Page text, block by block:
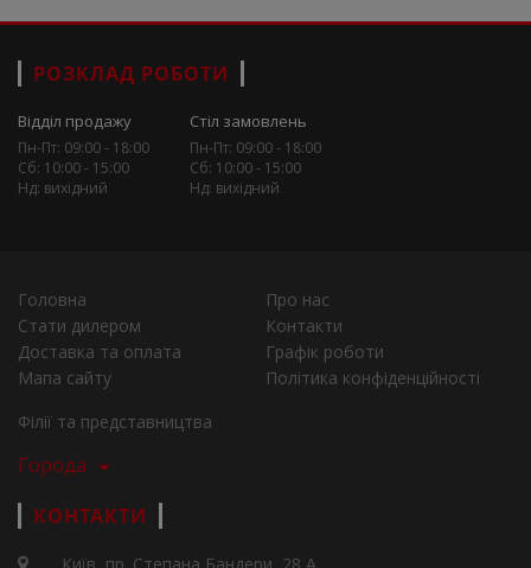
РОЗКЛАД РОБОТИ
Відділ продажу
Пн-Пт: 09:00 - 18:00
Сб: 10:00 - 15:00
Нд: вихідний
Стіл замовлень
Пн-Пт: 09:00 - 18:00
Сб: 10:00 - 15:00
Нд: вихідний
Головна
Про нас
Стати дилером
Контакти
Доставка та оплата
Графік роботи
Мапа сайту
Політика конфіденційності
Філії та представництва
Города
КОНТАКТИ